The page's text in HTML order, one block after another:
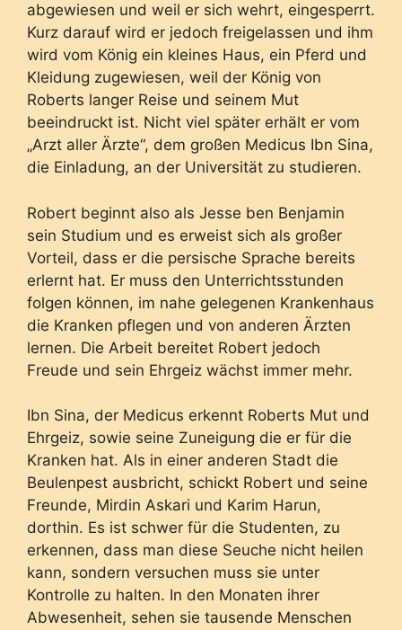
abgewiesen und weil er sich wehrt, eingesperrt.
Kurz darauf wird er jedoch freigelassen und ihm
wird vom König ein kleines Haus, ein Pferd und
Kleidung zugewiesen, weil der König von
Roberts langer Reise und seinem Mut
beeindruckt ist. Nicht viel später erhält er vom
„Arzt aller Ärzte“, dem großen Medicus Ibn Sina,
die Einladung, an der Universität zu studieren.
Robert beginnt also als Jesse ben Benjamin
sein Studium und es erweist sich als großer
Vorteil, dass er die persische Sprache bereits
erlernt hat. Er muss den Unterrichtsstunden
folgen können, im nahe gelegenen Krankenhaus
die Kranken pflegen und von anderen Ärzten
lernen. Die Arbeit bereitet Robert jedoch
Freude und sein Ehrgeiz wächst immer mehr.
Ibn Sina, der Medicus erkennt Roberts Mut und
Ehrgeiz, sowie seine Zuneigung die er für die
Kranken hat. Als in einer anderen Stadt die
Beulenpest ausbricht, schickt Robert und seine
Freunde, Mirdin Askari und Karim Harun,
dorthin. Es ist schwer für die Studenten, zu
erkennen, dass man diese Seuche nicht heilen
kann, sondern versuchen muss sie unter
Kontrolle zu halten. In den Monaten ihrer
Abwesenheit, sehen sie tausende Menschen